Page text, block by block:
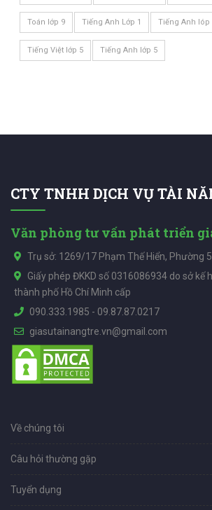
Toán lớp 9 Tiếng Anh Lớp 1 Tiếng Anh lóp
Tiếng Việt lớp 5 Tiếng Anh lớp 5
CTY TNHH DỊCH VỤ TÀI
Văn phòng tư vấn phát triển
Trụ sở: 1269/17 Phạm Thế Hiển, Phường
Giấy phép ĐKKD số 0316086934 do sở kế
thành phố Hồ Chí Minh cấp
090.333.1985 - 09.87.87.0217
giasutainangtre.vn@gmail.com
Về chúng tôi
Câu hỏi thường gặp
Tuyển dụng